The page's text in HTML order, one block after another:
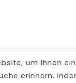
um Ihnen
erinnern.